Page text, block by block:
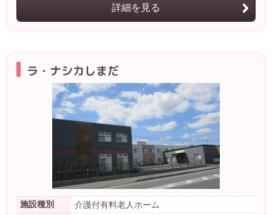
詳細を見る
ラ・ナシカしまだ
施設種別
介護付有料老人ホーム